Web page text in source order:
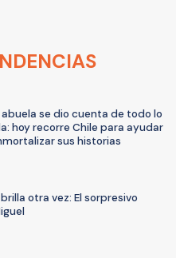
se dio cuenta de todo lo
hoy recorre Chile para ayudar
sus historias
otra vez: El sorpresivo